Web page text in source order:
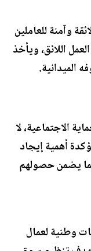
وآمنة للعاملين
اللائق، ويأخذ
الميدانية.
الاجتماعية، لا
أهمية إيجاد
يضمن حصولهم
وطنية لعمال